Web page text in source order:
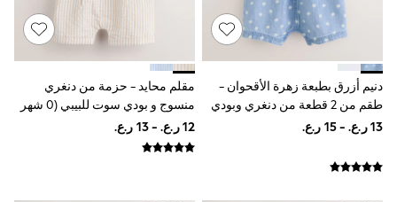
Shoes
Trousers
Shorts
Shirts
Polo Shirts
Sweatshirts & Jumpers
Coats & Jackets
Underwear
دنيم أزرق بطبعة زهرة الأقحوان -
طقم من 2 قطعة من دنغري وبودي
سوت للبيبي (0شهر -3سنة)
مقلم محايد - حزمة من دنغري
منسوج و بودي سوت للبيبي (0 شهر
إلى 2 سنة)